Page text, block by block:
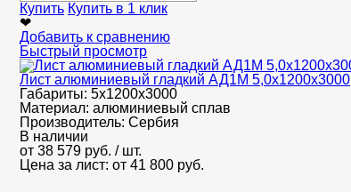
Купить Купить в 1 клик
❤
Добавить к сравнению
Быстрый просмотр
Лист алюминиевый гладкий АД1М 5,0х1200х3000
Габариты: 5х1200х3000
Материал: алюминиевый сплав
Производитель: Сербия
В наличии
от 38 579 руб. / шт.
Цена за лист: от 41 800 руб.